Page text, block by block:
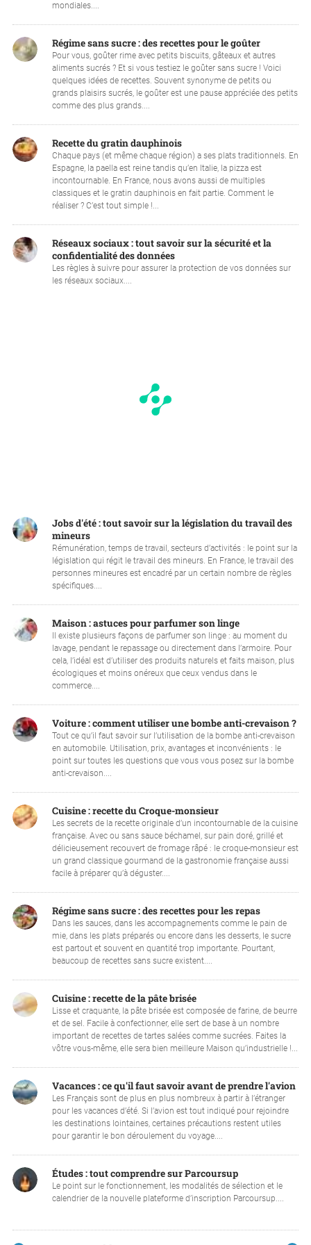
mondiales....
Régime sans sucre : des recettes pour le goûter
Pour vous, goûter rime avec petits biscuits, gâteaux et autres
aliments sucrés ? Et si vous testiez le goûter sans sucre ! Voici
quelques idées de recettes. Souvent synonyme de petits ou
grands plaisirs sucrés, le goûter est une pause appréciée des petits
comme des plus grands....
Recette du gratin dauphinois
Chaque pays (et même chaque région) a ses plats traditionnels. En
Espagne, la paella est reine tandis qu’en Italie, la pizza est
incontournable. En France, nous avons aussi de multiples
classiques et le gratin dauphinois en fait partie. Comment le
réaliser ? C’est tout simple !...
Réseaux sociaux : tout savoir sur la sécurité et la
confidentialité des données
Les règles à suivre pour assurer la protection de vos données sur
les réseaux sociaux....
Jobs d'été : tout savoir sur la législation du travail des
mineurs
Rémunération, temps de travail, secteurs d’activités : le point sur la
législation qui régit le travail des mineurs. En France, le travail des
personnes mineures est encadré par un certain nombre de règles
spécifiques....
Maison : astuces pour parfumer son linge
Il existe plusieurs façons de parfumer son linge : au moment du
lavage, pendant le repassage ou directement dans l’armoire. Pour
cela, l’idéal est d’utiliser des produits naturels et faits maison, plus
écologiques et moins onéreux que ceux vendus dans le
commerce....
Voiture : comment utiliser une bombe anti-crevaison ?
Tout ce qu’il faut savoir sur l’utilisation de la bombe anti-crevaison
en automobile. Utilisation, prix, avantages et inconvénients : le
point sur toutes les questions que vous vous posez sur la bombe
anti-crevaison....
Cuisine : recette du Croque-monsieur
Les secrets de la recette originale d’un incontournable de la cuisine
française. Avec ou sans sauce béchamel, sur pain doré, grillé et
délicieusement recouvert de fromage râpé : le croque-monsieur est
un grand classique gourmand de la gastronomie française aussi
facile à préparer qu’à déguster....
Régime sans sucre : des recettes pour les repas
Dans les sauces, dans les accompagnements comme le pain de
mie, dans les plats préparés ou encore dans les desserts, le sucre
est partout et souvent en quantité trop importante. Pourtant,
beaucoup de recettes sans sucre existent....
Cuisine : recette de la pâte brisée
Lisse et craquante, la pâte brisée est composée de farine, de beurre
et de sel. Facile à confectionner, elle sert de base à un nombre
important de recettes de tartes salées comme sucrées. Faites la
vôtre vous-même, elle sera bien meilleure Maison qu’industrielle !...
Vacances : ce qu'il faut savoir avant de prendre l'avion
Les Français sont de plus en plus nombreux à partir à l’étranger
pour les vacances d’été. Si l’avion est tout indiqué pour rejoindre
les destinations lointaines, certaines précautions restent utiles
pour garantir le bon déroulement du voyage....
Études : tout comprendre sur Parcoursup
Le point sur le fonctionnement, les modalités de sélection et le
calendrier de la nouvelle plateforme d’inscription Parcoursup....